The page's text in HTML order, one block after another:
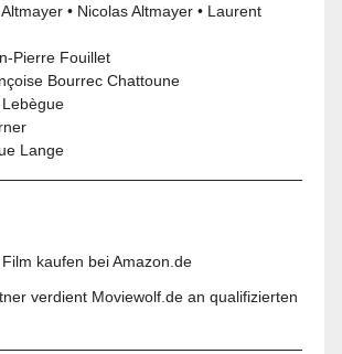
• Nicolas Altmayer • Laurent
Pierre Fouillet
Bourrec Chattoune
Lange
Film kaufen bei Amazon.de
verdient Moviewolf.de an qualifizierten